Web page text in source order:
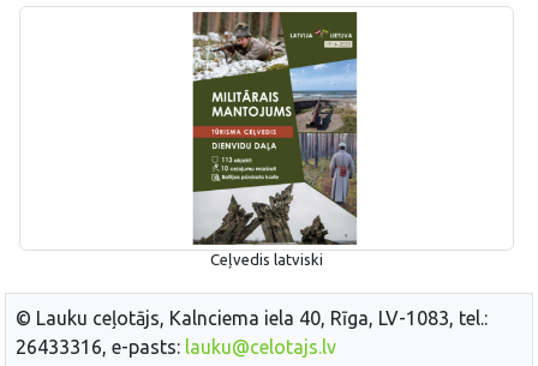
Ceļvedis latviski
© Lauku ceļotājs, Kalnciema iela 40, Rīga, LV-1083, tel.:
26433316, e-pasts: lauku@celotajs.lv